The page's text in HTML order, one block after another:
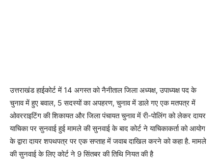
उत्तराखंड हाईकोर्ट में 14 अगस्त को नैनीताल जिला अध्यक्ष, उपाध्यक्ष पद के
चुनाव में हुए बवाल, 5 सदस्यों का अपहरण, चुनाव में डाले गए एक मतपत्र में
ओवरराइटिंग की शिकायत और जिला पंचायत चुनाव में री-पोलिंग को लेकर दायर
याचिका पर सुनवाई हुई मामले की सुनवाई के बाद कोर्ट ने याचिकाकर्ता को आयोग
के द्वारा दायर शपथपत्र पर एक सप्ताह में जवाब दाखिल करने को कहा है. मामले
की सुनवाई के लिए कोर्ट ने 9 सिंतबर की तिथि नियत की है